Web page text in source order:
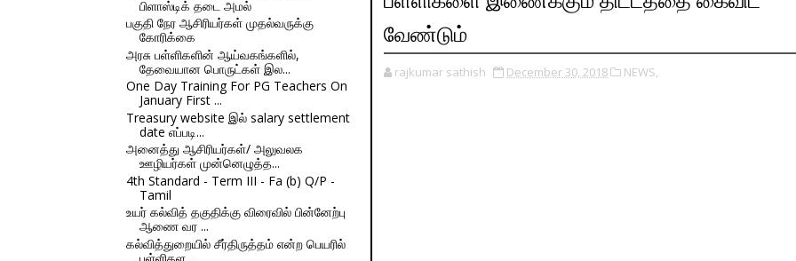
பிளாஸ்டிக் தடை அமல்
பகுதி நேர ஆசிரியர்கள் முதல்வருக்கு
கோரிக்கை
அரசு பள்ளிகளின் ஆய்வகங்களில்,
தேவையான பொருட்கள் இல...
One Day Training For PG Teachers On
January First ...
Treasury website இல் salary settlement
date எப்படி...
அனைத்து ஆசிரியர்கள்/ அலுவலக
ஊழியர்கள் முன்னெழுத்த...
4th Standard - Term III - Fa (b) Q/P -
Tamil
உயர் கல்வித் தகுதிக்கு விரைவில் பின்னேற்பு
ஆணை வர ...
கல்வித்துறையில் சீர்திருத்தம் என்ற பெயரில்
பள்ளிகள...
வேண்டும்
rajkumar sathish December 30, 2018 NEWS,